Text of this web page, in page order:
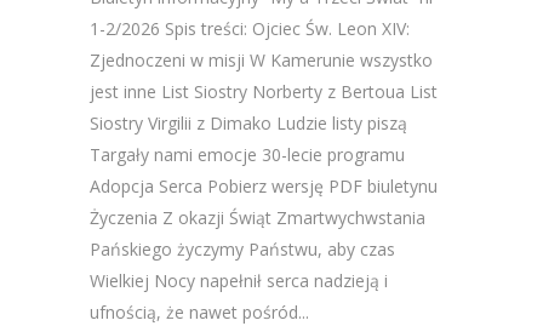
1-2/2026 Spis treści: Ojciec Św. Leon XIV:
Zjednoczeni w misji W Kamerunie wszystko
jest inne List Siostry Norberty z Bertoua List
Siostry Virgilii z Dimako Ludzie listy piszą
Targały nami emocje 30-lecie programu
Adopcja Serca Pobierz wersję PDF biuletynu
Życzenia Z okazji Świąt Zmartwychwstania
Pańskiego życzymy Państwu, aby czas
Wielkiej Nocy napełnił serca nadzieją i
ufnością, że nawet pośród...